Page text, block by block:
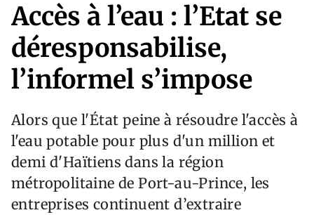
Accès à l’eau : l’Etat se
déresponsabilise,
l’informel s’impose
Alors que l'État peine à résoudre l'accès à
l'eau potable pour plus d'un million et
demi d'Haïtiens dans la région
métropolitaine de Port-au-Prince, les
entreprises continuent d’extraire